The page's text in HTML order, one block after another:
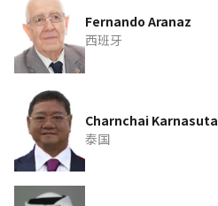
Fernando Aranaz
西班牙
Charnchai Karnasuta
泰国